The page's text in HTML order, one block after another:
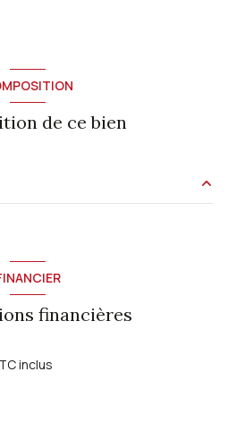
de ce bien
financières
inclus